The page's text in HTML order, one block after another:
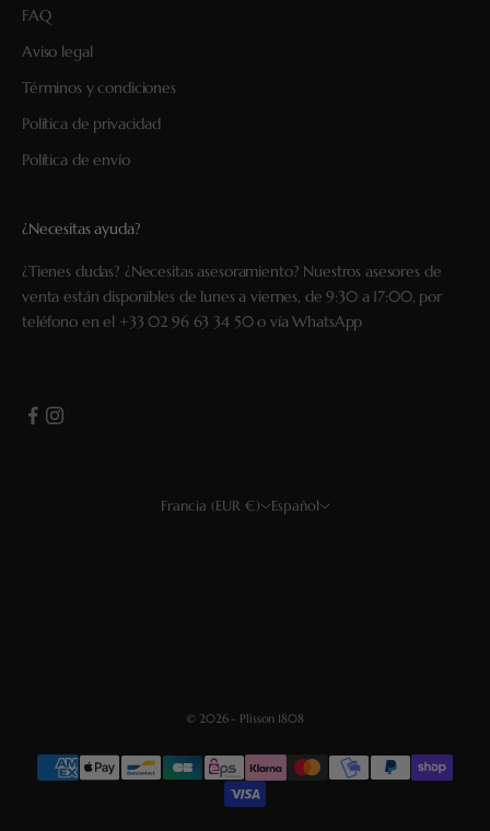
FAQ
Aviso legal
Términos y condiciones
Política de privacidad
Política de envío
¿Necesitas ayuda?
¿Tienes dudas? ¿Necesitas asesoramiento? Nuestros asesores de
venta están disponibles de lunes a viernes, de 9:30 a 17:00, por
teléfono en el +33 02 96 63 34 50o víaWhatsApp
Francia (EUR €) Español
© 2026 - Plisson 1808